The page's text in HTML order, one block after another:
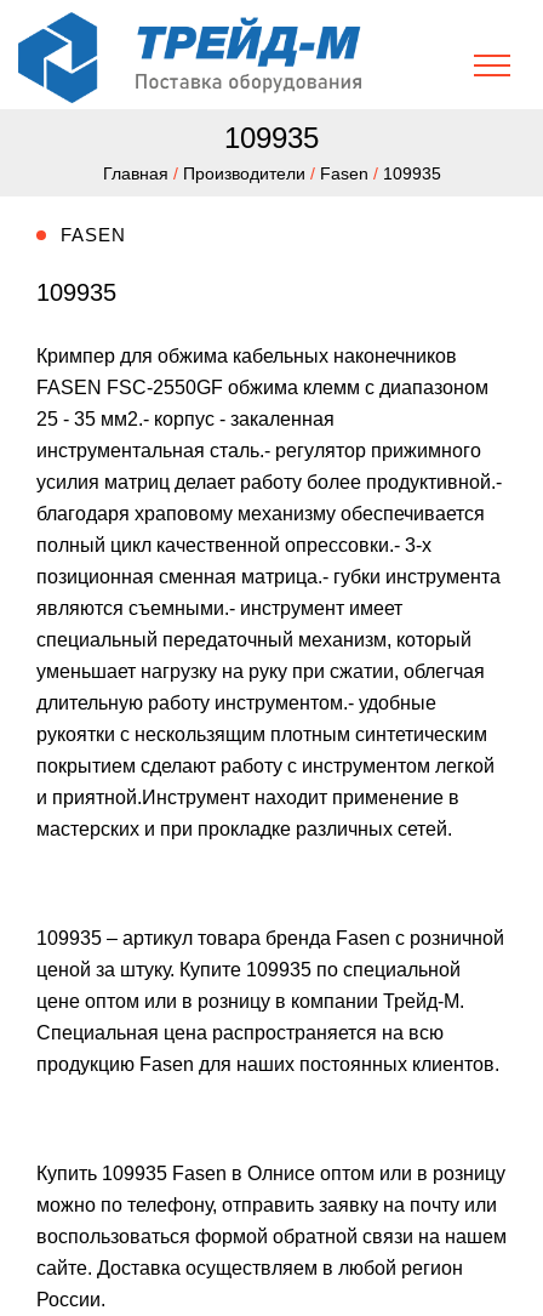
109935
Главная / Производители / Fasen / 109935
FASEN
109935
Кримпер для обжима кабельных наконечников
FASEN FSC-2550GF обжима клемм с диапазоном
25 - 35 мм2.- корпус - закаленная
инструментальная сталь.- регулятор прижимного
усилия матриц делает работу более продуктивной.-
благодаря храповому механизму обеспечивается
полный цикл качественной опрессовки.- 3-х
позиционная сменная матрица.- губки инструмента
являются съемными.- инструмент имеет
специальный передаточный механизм, который
уменьшает нагрузку на руку при сжатии, облегчая
длительную работу инструментом.- удобные
рукоятки с нескользящим плотным синтетическим
покрытием сделают работу с инструментом легкой
и приятной.Инструмент находит применение в
мастерских и при прокладке различных сетей.
109935 – артикул товара бренда Fasen с розничной
ценой за штуку. Купите 109935 по специальной
цене оптом или в розницу в компании Трейд-М.
Специальная цена распространяется на всю
продукцию Fasen для наших постоянных клиентов.
Купить 109935 Fasen в Олнисе оптом или в розницу
можно по телефону, отправить заявку на почту или
воспользоваться формой обратной связи на нашем
сайте. Доставка осуществляем в любой регион
России.